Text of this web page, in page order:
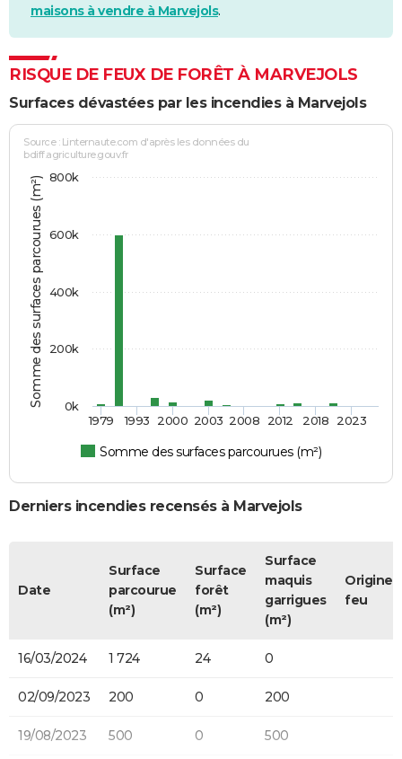
maisons à vendre à Marvejols.
RISQUE DE FEUX DE FORÊT À MARVEJOLS
Surfaces dévastées par les incendies à Marvejols
Somme des surfaces parcourues (m²)
Source : Linternaute.com d'après les données du
bdiff.agriculture.gouv.fr
Somme des surfaces parcourues (m²)
1979 1993 2000 2003 2008 2012 2018 2023
0k
200k
400k
600k
800k
Derniers incendies recensés à Marvejols
Date
Surface
parcourue
(m²)
Surface
forêt
(m²)
Surface
maquis
garrigues
(m²)
Origine
feu
16/03/2024 1 724 24 0
02/09/2023 200 0 200
19/08/2023 500 0 500